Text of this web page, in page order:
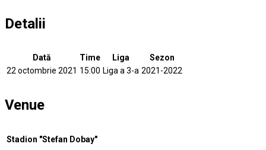
Detalii
Dată Time Liga
Sezon
22 octombrie 2021 15:00 Liga a 3-a 2021-2022
Venue
Stadion "Stefan Dobay"